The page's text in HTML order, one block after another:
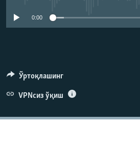
0:00
Ўртоқлашинг
VPNсиз ўқиш